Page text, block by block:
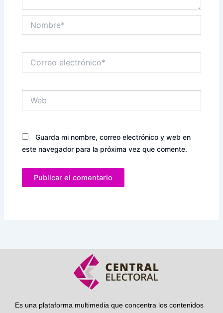
electrónico*
Guarda mi nombre, correo electrónico y web en
este navegador para la próxima vez que comente.
Es una plataforma multimedia que concentra los contenidos